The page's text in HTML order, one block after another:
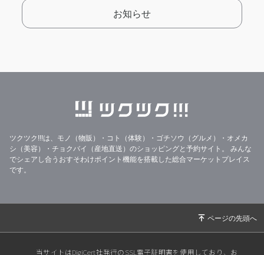
お知らせ
ツクツク!!!は、モノ（物販）・コト（体験）・ゴチソウ（グルメ）・オメカ
シ（美容）・チョクバイ（産地直送）のショッピングと予約サイト。
みんな
でシェアし合うおすそわけポイント機能を搭載した総合マーケットプレイス
です。
当サイトはDigiCert社発行のSSL電子証明書を使用しており、お